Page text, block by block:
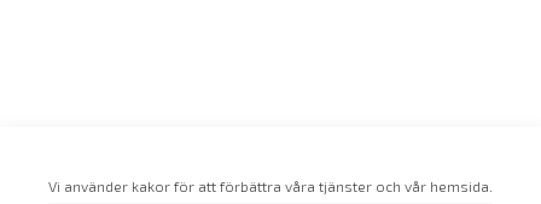
Vi använder kakor för att förbättra våra tjänster och vår hemsida.